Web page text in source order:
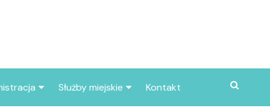
Służby miejskie Kontakt